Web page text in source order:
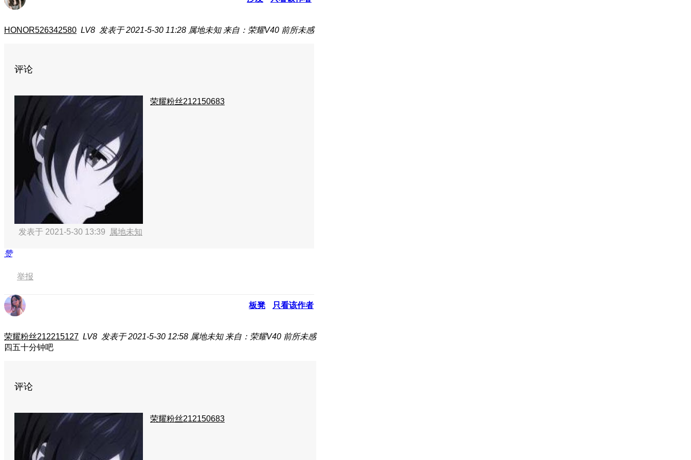
HONOR526342580 LV8 发表于 2021-5-30 11:28 属地未知 来自：荣耀V40 前所未感
评论
荣耀粉丝212150683
发表于 2021-5-30 13:39 属地未知
赞
举报
板凳 只看该作者
荣耀粉丝212215127 LV8 发表于 2021-5-30 12:58 属地未知 来自：荣耀V40 前所未感
四五十分钟吧
评论
荣耀粉丝212150683